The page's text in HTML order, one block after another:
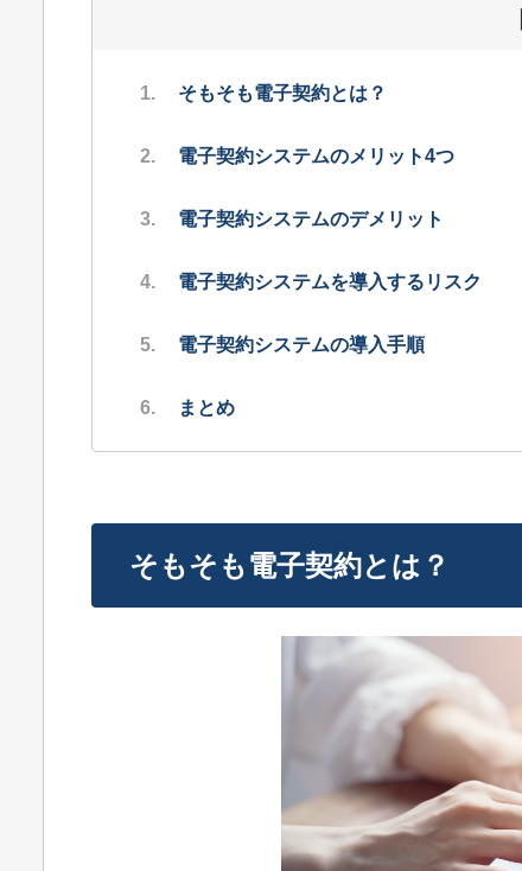
そもそも電子契約とは？
電子契約システムのメリット4つ
電子契約システムのデメリット
電子契約システムを導入するリスク
電子契約システムの導入手順
まとめ
そもそも電子契約とは？